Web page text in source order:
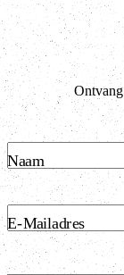
Naam
E-Mailadres